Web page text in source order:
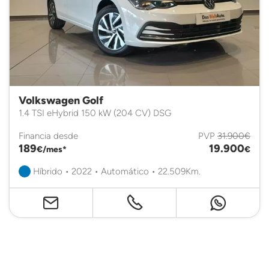
Volkswagen Golf
1.4 TSI eHybrid 150 kW (204 CV) DSG
Financia desde
189€/mes*
PVP 31.900€
19.900€
Híbrido • 2022 • Automático • 22.509Km.